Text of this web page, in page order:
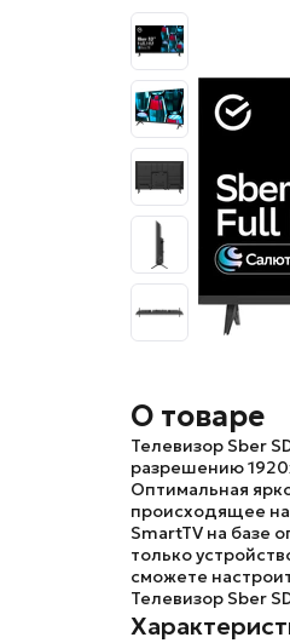
О товаре
Телевизор Sber
разрешению
Оптимальная
происходящее на
SmartTV на базе
только
сможете
Телевизор Sber